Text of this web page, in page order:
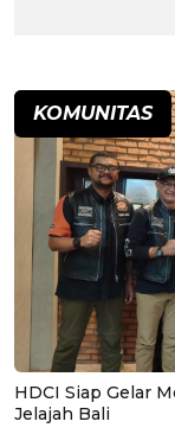
KOMUNITAS
HDCI Siap Gelar
Jelajah Bali